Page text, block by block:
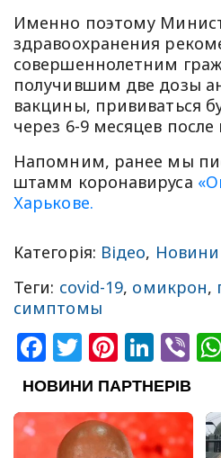
Именно поэтому
здравоохранения
совершеннолетним
получившим две дозы
вакцины, прививаться
через 6-9 месяцев после
Напомним, ранее мы
штамм коронавируса
Харькове.
Категорія: Відео, Новини
Теги: covid-19, омикрон,
симптомы
Facebook
Twitter